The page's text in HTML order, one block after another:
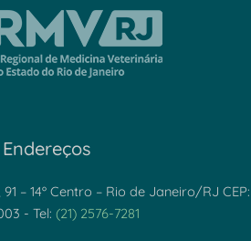
Endereços
– 14º Centro – Rio de Janeiro/RJ CEP:
- Tel: (21) 2576-7281